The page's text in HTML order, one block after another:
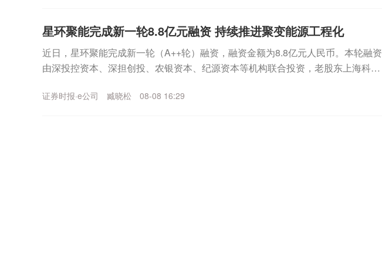
星环聚能完成新一轮8.8亿元融资 持续推进聚变能源工程化
近日，星环聚能完成新一轮（A++轮）融资，融资金额为8.8亿元人民币。本轮融资
由深投控资本、深担创投、农银资本、纪源资本等机构联合投资，老股东上海科创
证券时报·e公司 臧晓松 08-08 16:29